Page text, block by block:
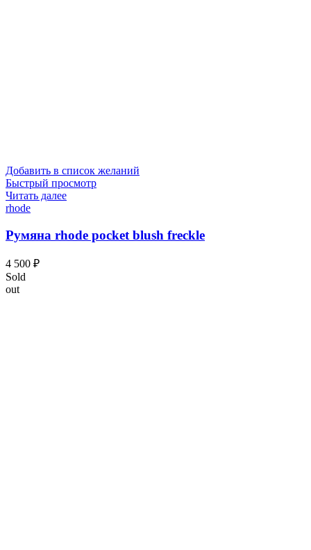
Добавить в список желаний
Быстрый просмотр
Читать далее
rhode
Румяна rhode pocket blush freckle
4 500 ₽
Sold
out